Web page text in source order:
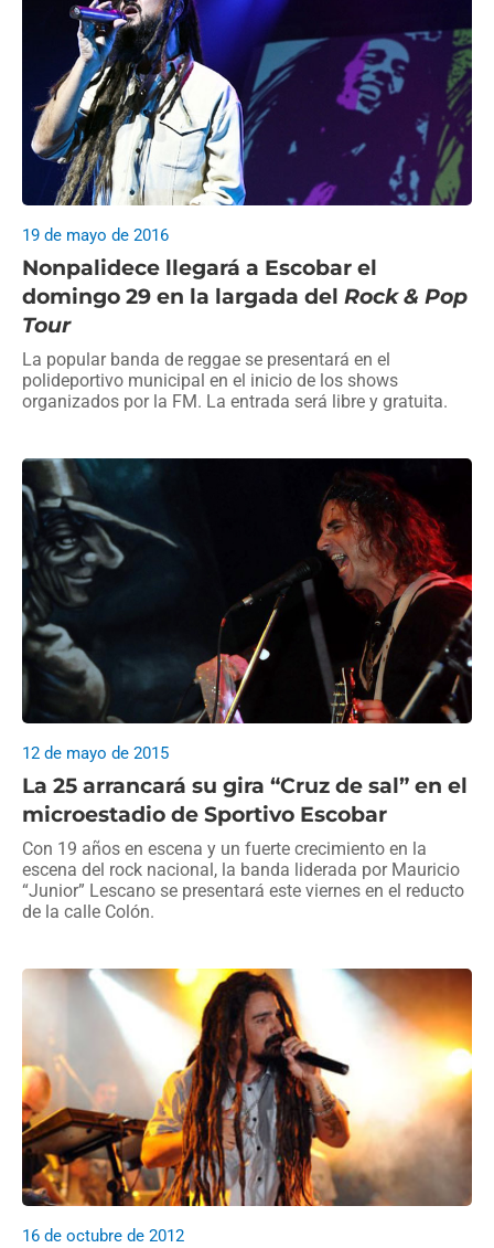
Nonpalidece llegará a Escobar el
domingo 29 en la largada del Rock & Pop
Tour
19 de mayo de 2016
La popular banda de reggae se presentará en el
polideportivo municipal en el inicio de los shows
organizados por la FM. La entrada será libre y gratuita.
La 25 arrancará su gira “Cruz de sal” en el
microestadio de Sportivo Escobar
12 de mayo de 2015
Con 19 años en escena y un fuerte crecimiento en la
escena del rock nacional, la banda liderada por Mauricio
“Junior” Lescano se presentará este viernes en el reducto
de la calle Colón.
16 de octubre de 2012